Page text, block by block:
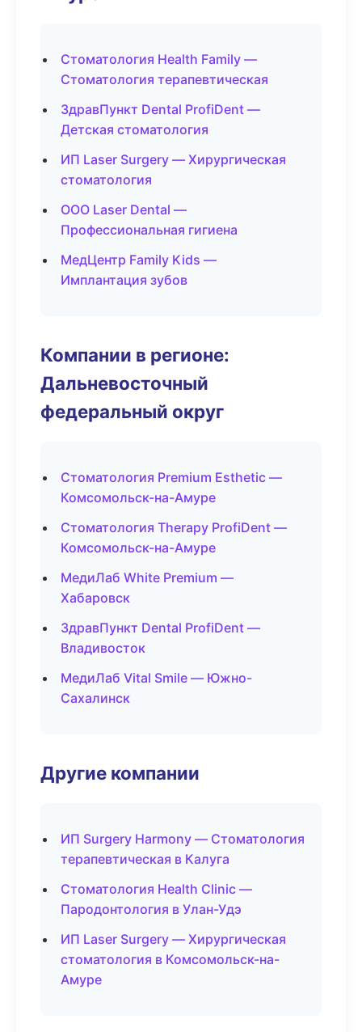
Стоматология Health Family —
Стоматология терапевтическая
ЗдравПункт Dental ProfiDent —
Детская стоматология
ИП Laser Surgery — Хирургическая
стоматология
ООО Laser Dental —
Профессиональная гигиена
МедЦентр Family Kids —
Имплантация зубов
Компании в регионе:
Дальневосточный
федеральный округ
Стоматология Premium Esthetic —
Комсомольск-на-Амуре
Стоматология Therapy ProfiDent —
Комсомольск-на-Амуре
МедиЛаб White Premium —
Хабаровск
ЗдравПункт Dental ProfiDent —
Владивосток
МедиЛаб Vital Smile — Южно-
Сахалинск
Другие компании
ИП Surgery Harmony — Стоматология
терапевтическая в Калуга
Стоматология Health Clinic —
Пародонтология в Улан-Удэ
ИП Laser Surgery — Хирургическая
стоматология в Комсомольск-на-
Амуре